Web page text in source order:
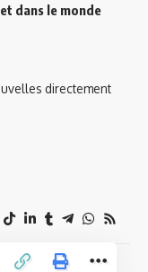
dans le monde
directement